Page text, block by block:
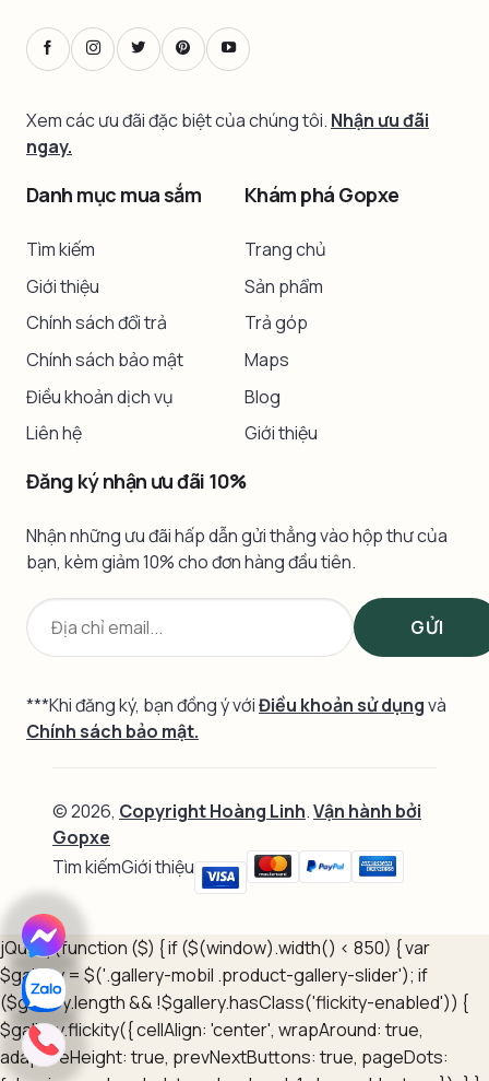
Xem các ưu đãi đặc biệt của chúng tôi. Nhận ưu đãi
ngay.
Danh mục mua sắm
Tìm kiếm
Giới thiệu
Chính sách đổi trả
Chính sách bảo mật
Điều khoản dịch vụ
Liên hệ
Khám phá Gopxe
Trang chủ
Sản phẩm
Trả góp
Maps
Blog
Giới thiệu
Đăng ký nhận ưu đãi 10%
Nhận những ưu đãi hấp dẫn gửi thẳng vào hộp thư của
bạn, kèm giảm 10% cho đơn hàng đầu tiên.
***Khi đăng ký, bạn đồng ý vớiĐiều khoản sử dụngvà
Chính sách bảo mật.
© 2026, Copyright Hoàng Linh.Vận hành bởi
Gopxe
Tìm kiếmGiới thiệu
jQuery(function ($) { if ($(window).width() < 850) { var
$gallery = $('.gallery-mobil .product-gallery-slider'); if
($gallery.length && !$gallery.hasClass('flickity-enabled')) {
$gallery.flickity({ cellAlign: 'center', wrapAround: true,
adaptiveHeight: true, prevNextButtons: true, pageDots: